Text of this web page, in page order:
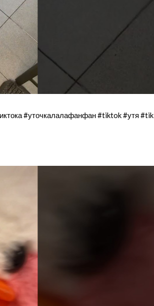
#уточкалалафанфан #tiktok #утя #tik